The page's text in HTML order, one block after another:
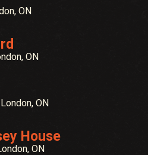
ON
ON
ON
House
ON